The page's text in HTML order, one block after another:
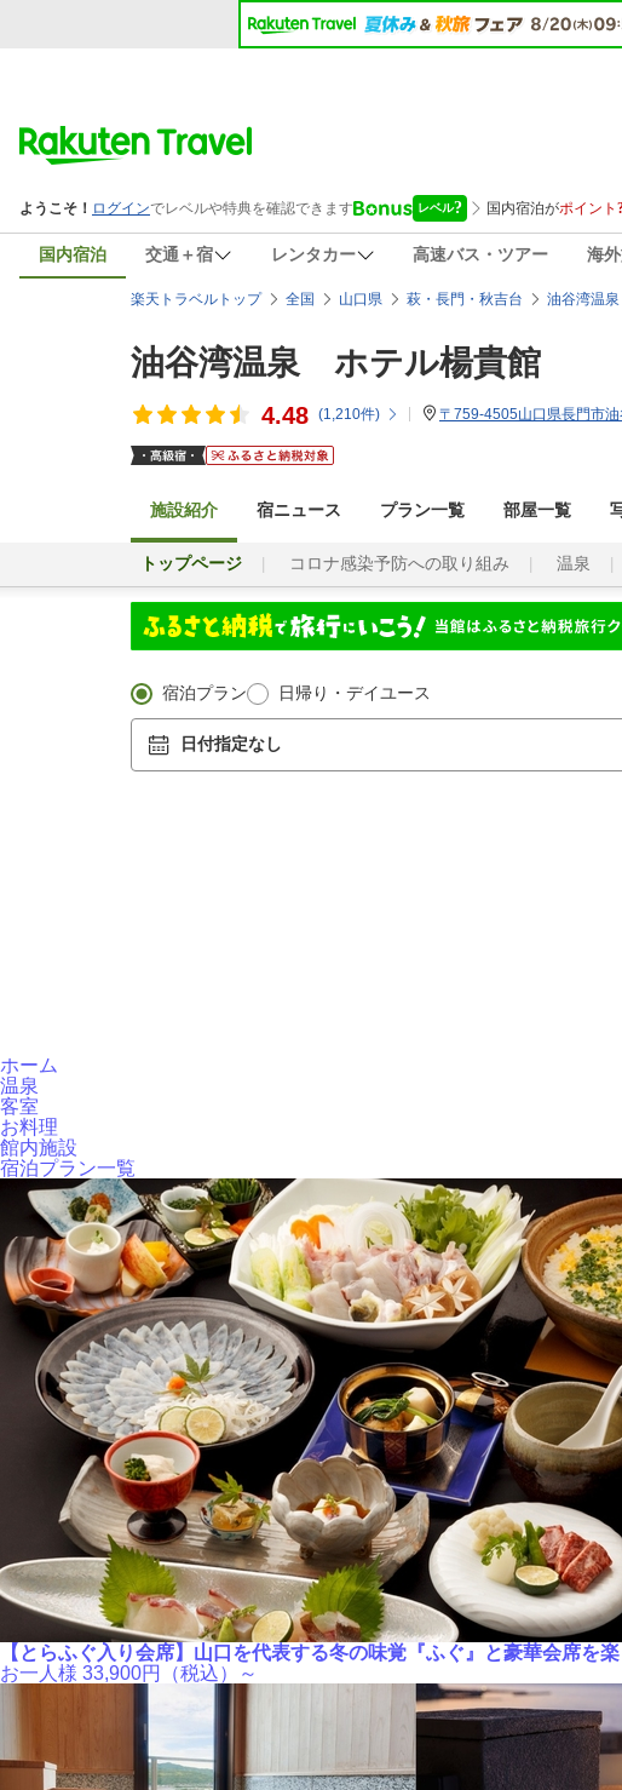
国内宿泊 交通＋宿 レンタカー 高速バス・ツアー 海
楽天トラベルトップ 全国 山口県 萩・長門・秋吉台 油谷湾温泉
油谷湾温泉 ホテル楊貴館
4.48 (1,210件) 〒759-4505山口県長門市
施設紹介 宿ニュース プラン一覧 部屋一覧
トップページ コロナ感染予防への取り組み 温泉
宿泊プラン 日帰り・デイユース
日付指定なし
ホーム
温泉
客室
お料理
館内施設
宿泊プラン一覧
【とらふぐ入り会席】山口を代表する冬の味覚『ふぐ』と豪華会席を楽
お一人様 33,900円（税込）～